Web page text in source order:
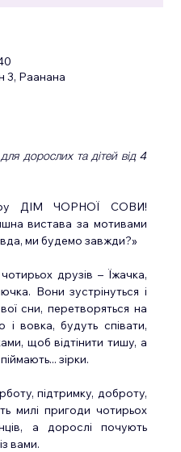
Раанана
дорослих та дітей від 4
ДІМ ЧОРНОЇ СОВИ!
вистава за мотивами
ми будемо завжди?»
друзів – Їжачка,
Вони зустрінуться і
сни, перетворяться на
і вовка, будуть співати,
щоб відтінити тишу, а
зірки.
підтримку, доброту,
милі пригоди чотирьох
а дорослі почують
вами.